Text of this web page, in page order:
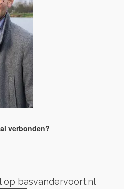
verbonden?
op basvandervoort.nl